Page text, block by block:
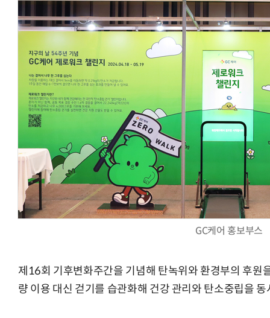
GC케어 홍보부스
제16회 기후변화주간을 기념해 탄녹위와 환경부의 후원
량 이용 대신 걷기를 습관화해 건강 관리와 탄소중립을
AI × Design : UX 디자이너의 5가지 생존 전략과 실전 대응